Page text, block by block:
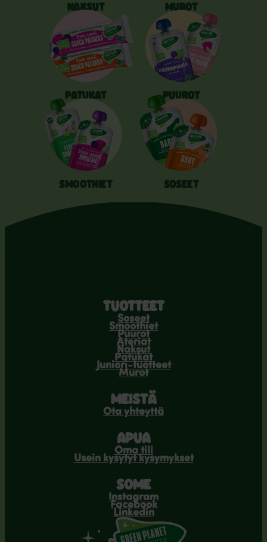
NAKSUT MUROT
PATUKAT PUUROT
SMOOTHIET SOSEET
TUOTTEET
Soseet
Smoothiet
Puurot
Ateriat
Naksut
Patukat
Juniori-tuotteet
Murot
MEISTÄ
Ota yhteyttä
APUA
Oma tili
Usein kysytyt kysymykset
SOME
Instagram
Facebook
Linkedin